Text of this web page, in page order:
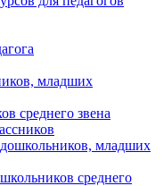
младших
среднего звена
дошкольников, младших
среднего